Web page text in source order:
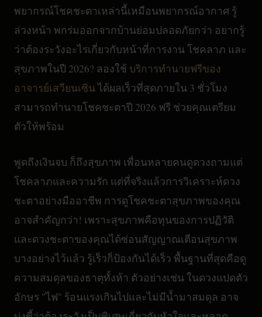
พยากรณ์โชคชะตาเหล่านี้เหมือนพยากรณ์อากาศ รู้
ล่วงหน้า พกร่มออกจากบ้านย่อมปลอดภัยกว่า อยากรู้
ว่าต้องระวังอะไรเกี่ยวกับหน้าที่การงาน โชคลาภ และ
สุขภาพในปี 2026? ลองใช้ บริการทำนายฟรีของ
อาจารย์เสวียนเซินได้ผลเร็วที่สุดภายใน 3 ชั่วโมง
สามารถทำนายโชคชะตาปี 2026 ฟรี ช่วยคุณเตรียม
ตัวให้พร้อม
พูดถึงเงินจบ ก็ถึงสุขภาพ เพื่อนหลายคนดูดวงถามแต่
โชคลาภและความรัก แต่ที่จริงแล้วการวิเคราะห์ดวง
ชะตาอย่างมืออาชีพ การดูโชคชะตาสุขภาพของคุณ
อาจสำคัญกว่า! เพราะสุขภาพคือทุนของการปฏิวัติ
และดวงชะตาของคุณได้ซ่อนสัญญาณเตือนสุขภาพ
บางอย่างไว้แล้ว รู้เร็วก็ป้องกันได้เร็ว พื้นฐานที่สุดคือดู
ความสมดุลของธาตุทั้งห้า ตัวอย่างเช่น ในดวงแปดตัว
อักษร "ไฟ" ร้อนแรงเกินไปและไม่มีน้ำมาสมดุล อาจ